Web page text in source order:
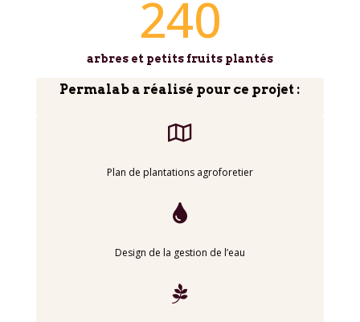
240
arbres et petits fruits plantés
Permalab a réalisé pour ce projet :

Plan de plantations agroforetier

Design de la gestion de l’eau
